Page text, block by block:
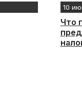
10
Что